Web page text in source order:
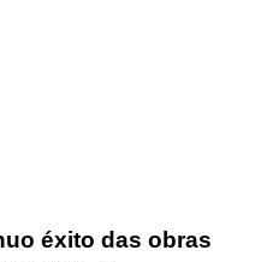
éxito das obras